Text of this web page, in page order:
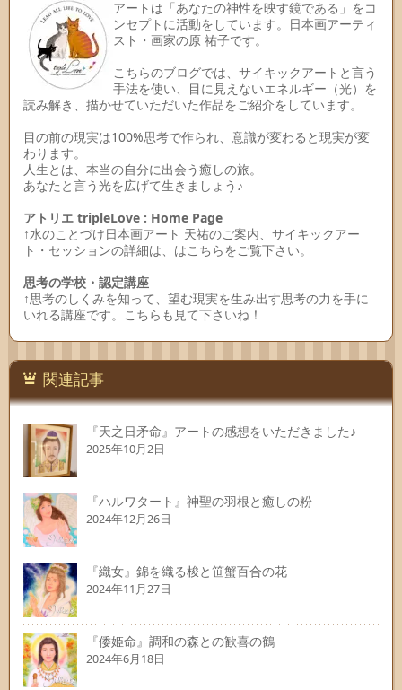
アートは「あなたの神性を映す鏡である」をコ
ンセプトに活動をしています。日本画アーティ
スト・画家の原 祐子です。
こちらのブログでは、サイキックアートと言う
手法を使い、目に見えないエネルギー（光）を
読み解き、描かせていただいた作品をご紹介をしています。
目の前の現実は100%思考で作られ、意識が変わると現実が変
わります。
人生とは、本当の自分に出会う癒しの旅。
あなたと言う光を広げて生きましょう♪
アトリエ tripleLove : Home Page
↑水のことづけ日本画アート 天祐のご案内、サイキックアー
ト・セッションの詳細は、はこちらをご覧下さい。
思考の学校・認定講座
↑思考のしくみを知って、望む現実を生み出す思考の力を手に
いれる講座です。こちらも見て下さいね！
関連記事
『天之日矛命』アートの感想をいただきました♪
2025年10月2日
『ハルワタート』神聖の羽根と癒しの粉
2024年12月26日
『織女』錦を織る梭と笹蟹百合の花
2024年11月27日
『倭姫命』調和の森との歓喜の鶴
2024年6月18日